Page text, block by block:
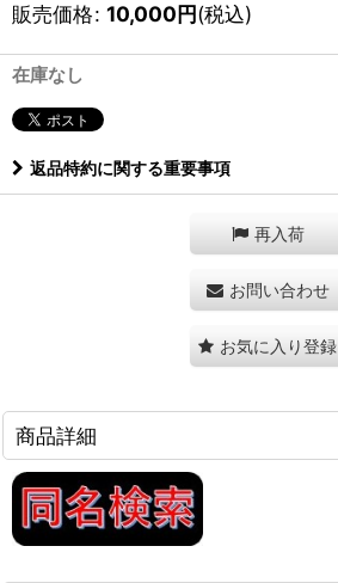
販売価格: 10,000円(税込)
在庫なし
返品特約に関する重要事項
再入荷
お問い合わせ
お気に入り登録
商品詳細